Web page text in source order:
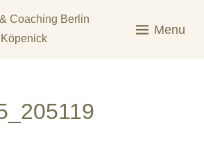
Menu